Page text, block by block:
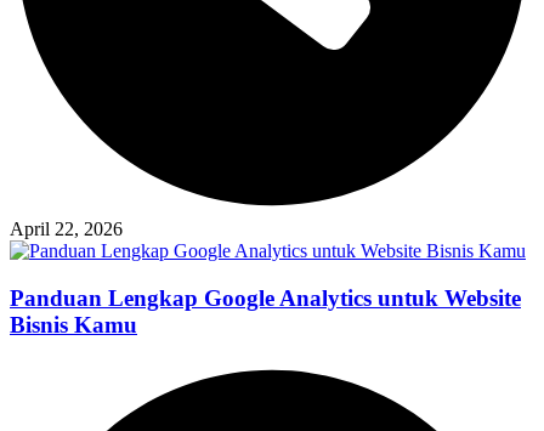
April 22, 2026
Panduan Lengkap Google Analytics untuk Website
Bisnis Kamu